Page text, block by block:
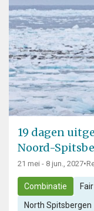
19 dagen
Noord-
21 mei - 8 jun., 2027•
Combinatie
North Spitsbergen